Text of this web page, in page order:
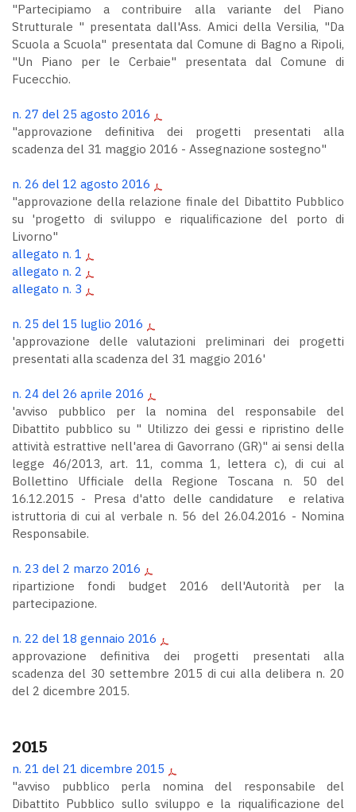
"Partecipiamo a contribuire alla variante del Piano
Strutturale " presentata dall'Ass. Amici della Versilia, "Da
Scuola a Scuola" presentata dal Comune di Bagno a Ripoli,
"Un Piano per le Cerbaie" presentata dal Comune di
Fucecchio.
n. 27 del 25 agosto 2016
"approvazione definitiva dei progetti presentati alla
scadenza del 31 maggio 2016 - Assegnazione sostegno"
n. 26 del 12 agosto 2016
"approvazione della relazione finale del Dibattito Pubblico
su 'progetto di sviluppo e riqualificazione del porto di
Livorno"
allegato n. 1
allegato n. 2
allegato n. 3
n. 25 del 15 luglio 2016
'approvazione delle valutazioni preliminari dei progetti
presentati alla scadenza del 31 maggio 2016'
n. 24 del 26 aprile 2016
'avviso pubblico per la nomina del responsabile del
Dibattito pubblico su " Utilizzo dei gessi e ripristino delle
attività estrattive nell'area di Gavorrano (GR)" ai sensi della
legge 46/2013, art. 11, comma 1, lettera c), di cui al
Bollettino Ufficiale della Regione Toscana n. 50 del
16.12.2015 - Presa d'atto delle candidature e relativa
istruttoria di cui al verbale n. 56 del 26.04.2016 - Nomina
Responsabile.
n. 23 del 2 marzo 2016
ripartizione fondi budget 2016 dell'Autorità per la
partecipazione.
n. 22 del 18 gennaio 2016
approvazione definitiva dei progetti presentati alla
scadenza del 30 settembre 2015 di cui alla delibera n. 20
del 2 dicembre 2015.
2015
n. 21 del 21 dicembre 2015
"avviso pubblico perla nomina del responsabile del
Dibattito Pubblico sullo sviluppo e la riqualificazione del